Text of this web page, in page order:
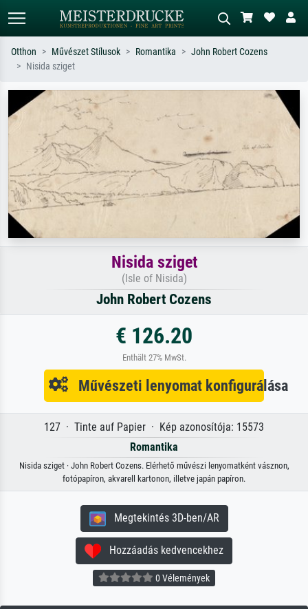
Keressen művész, műcím vagy stílus
szerint – pl. Monet, Csillagos éj,
impresszionizmus, Hokusai-hullám,
Írja le a jelenetet – pl. zöld rét, sok
piros absztrakt, sötét olajkép, álló akt
egy fa mellett.
Otthon Művészet Stílusok Romantika
John Robert Cozens
Nisida sziget
Nisida sziget
(Isle of Nisida)
John Robert Cozens
€ 126.20
Enthält 27% MwSt.
Művészeti lenyomat konfigurálása
127 · Tinte auf Papier · Kép azonosítója: 15573
Romantika
Nisida sziget · John Robert Cozens. Elérhető művészi lenyomatként vásznon,
fotópapíron, akvarell kartonon, illetve japán papíron.
Megtekintés 3D-ben/AR
Hozzáadás kedvencekhez
0 Vélemények